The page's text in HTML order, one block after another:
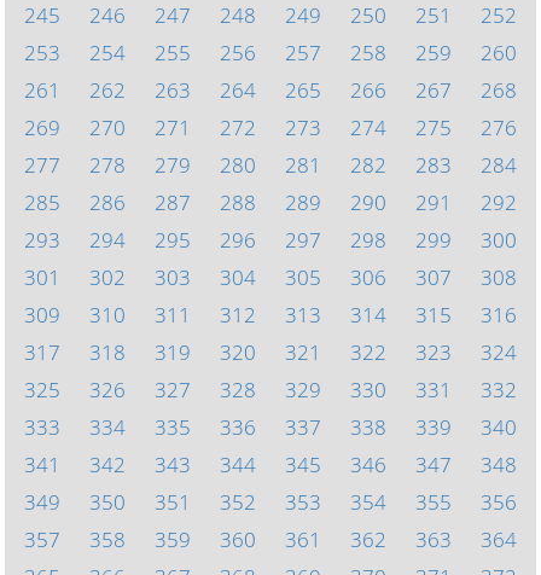
245
246 247 248 249 250 251
252
253
254 255 256 257 258 259
260
261
262 263 264 265 266 267
268
269
270 271 272 273 274 275
276
277
278 279 280 281 282 283
284
285
286 287 288 289 290 291
292
293
294 295 296 297 298 299
300
301
302 303 304 305 306 307
308
309
310 311 312 313 314 315
316
317
318 319 320 321 322 323
324
325
326 327 328 329 330 331
332
333
334 335 336 337 338 339
340
341
342 343 344 345 346 347
348
349
350 351 352 353 354 355
356
357
358 359 360 361 362 363
364